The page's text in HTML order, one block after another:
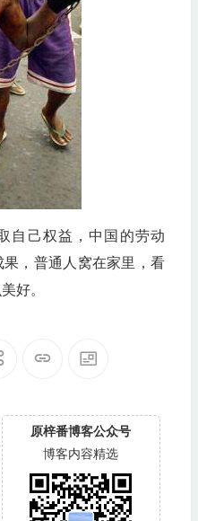
自己权益，中国的劳动
，普通人窝在家里，看
好。
原梓番博客公众号
博客内容精选